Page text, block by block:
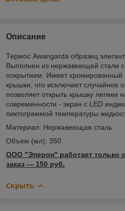
Описание
Термос Awangarda образец
Выполнен из нержавеющей стали
покрытием. Имеет хромированный
крышки, что исключает случайное
позволяет открыть крышку легким
современности - экран с LED
пиктограммой температуры
Материал: Нержавеющая сталь
Объем (мл): 350
ООО "Эперон" работает только
заказ ― 150 руб.
Скрыть